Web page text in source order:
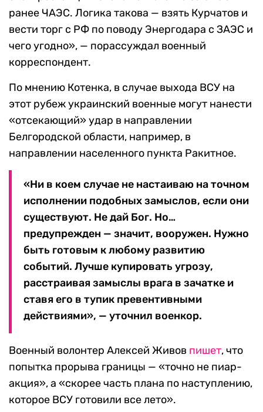
ранее ЧАЭС. Логика такова — взять Курчатов и
вести торг с РФ по поводу Энергодара с ЗАЭС и
чего угодно», — порассуждал военный
корреспондент.
По мнению Котенка, в случае выхода ВСУ на
этот рубеж украинский военные могут нанести
«отсекающий» удар в направлении
Белгородской области, например, в
направлении населенного пункта Ракитное.
«Ни в коем случае не настаиваю на точном
исполнении подобных замыслов, если они
существуют. Не дай Бог. Но…
предупрежден — значит, вооружен. Нужно
быть готовым к любому развитию
событий. Лучше купировать угрозу,
расстраивая замыслы врага в зачатке и
ставя его в тупик превентивными
действиями», — уточнил военкор.
Военный волонтер Алексей Живов пишет, что
попытка прорыва границы — «точно не пиар-
акция», а «скорее часть плана по наступлению,
которое ВСУ готовили все лето».